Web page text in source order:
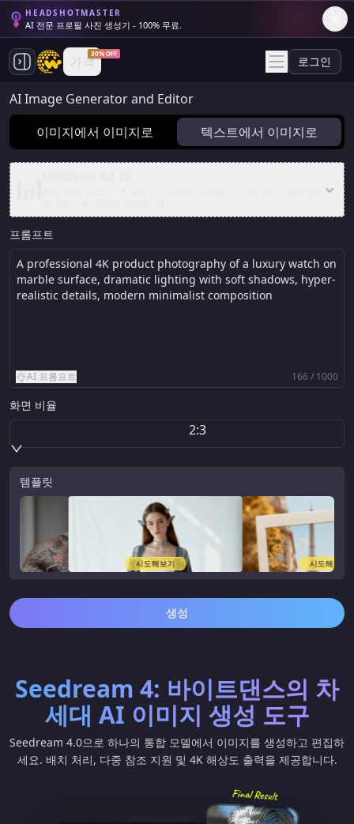
HEADSHOTMASTER
AI 전문 프로필 사진 생성기 - 100% 무료.
가격30% OFF
로그인
AI Image Generator and Editor
이미지에서 이미지로
텍스트에서 이미지로
균형 잡힌 속도의 2K 생성기—선명한 디테일, 기다림 없이, 일상적인 크
프롬프트
AI 프롬프트 166 / 1000
화면 비율
2:3
템플릿
시도해보기 시도해보기
생성
Seedream 4: 바이트댄스의 차
세대 AI 이미지 생성 도구
Seedream 4.0으로 하나의 통합 모델에서 이미지를 생성하고 편집하
세요. 배치 처리, 다중 참조 지원 및 4K 해상도 출력을 제공합니다.